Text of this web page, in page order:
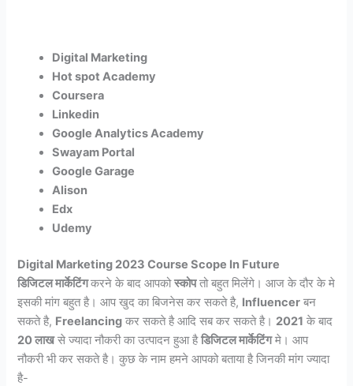
Digital Marketing
Hot spot Academy
Coursera
Linkedin
Google Analytics Academy
Swayam Portal
Google Garage
Alison
Edx
Udemy
Digital Marketing 2023 Course Scope In Future
डिजिटल मार्केटिंगकरने के बाद आपकोस्कोपतो बहुत मिलेंगे। आज के दौर के मे
इसकी मांग बहुत है। आप खुद का बिजनेस कर सकते है, Influencer बन
सकते है, Freelancing कर सकते है आदि सब कर सकते है। 2021 के बाद
20 लाखसे ज्यादा नौकरी का उत्पादन हुआ हैडिजिटल मार्केटिंगमे। आप
नौकरी भी कर सकते है। कुछ के नाम हमने आपको बताया है जिनकी मांग ज्यादा
है-